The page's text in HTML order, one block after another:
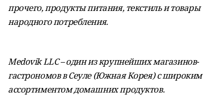
прочего, продукты питания, текстиль и товары
народного потребления.
Medovik LLC – один из крупнейших магазинов-
гастрономов в Сеуле (Южная Корея) с широким
ассортиментом домашних продуктов.